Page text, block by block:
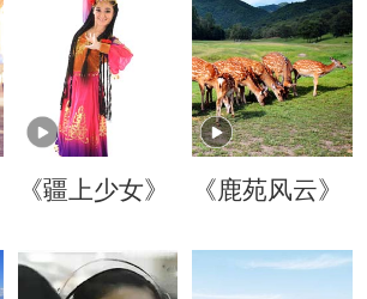
《疆上少女》 《鹿苑风云》